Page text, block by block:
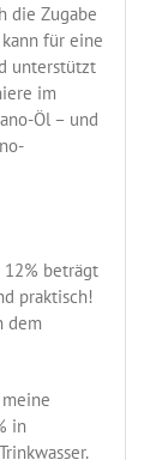
die Zugabe
für eine
unterstützt
im
Öl – und
12% beträgt
praktisch!
dem
in